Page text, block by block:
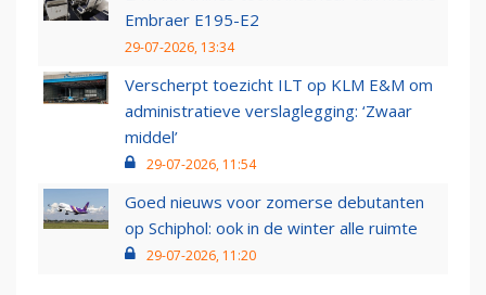
Embraer E195-E2
29-07-2026, 13:34
Verscherpt toezicht ILT op KLM E&M om
administratieve verslaglegging: ‘Zwaar
middel’
29-07-2026, 11:54
Goed nieuws voor zomerse debutanten
op Schiphol: ook in de winter alle ruimte
29-07-2026, 11:20